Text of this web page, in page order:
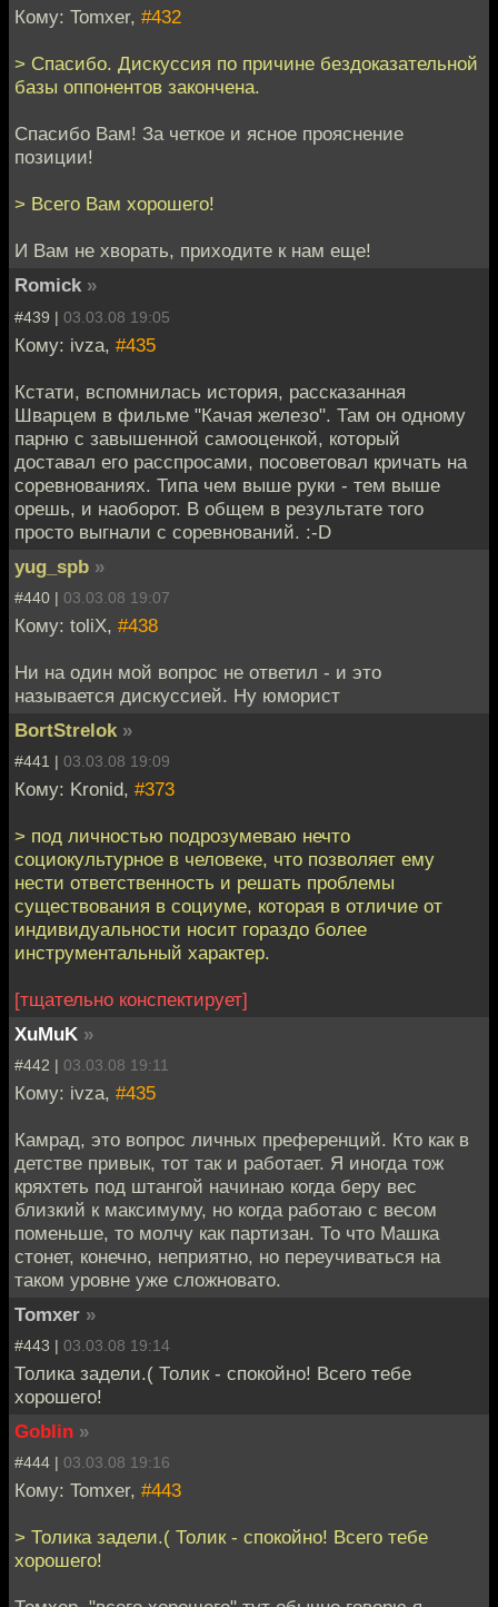
Кому: Tomxer, #432
> Спасибо. Дискуссия по причине бездоказательной
базы оппонентов закончена.
Спасибо Вам! За четкое и ясное прояснение
позиции!
> Всего Вам хорошего!
И Вам не хворать, приходите к нам еще!
Romick »
#439 | 03.03.08 19:05
Кому: ivza, #435
Кстати, вспомнилась история, рассказанная
Шварцем в фильме "Качая железо". Там он одному
парню с завышенной самооценкой, который
доставал его расспросами, посоветовал кричать на
соревнованиях. Типа чем выше руки - тем выше
орешь, и наоборот. В общем в результате того
просто выгнали с соревнований. :-D
yug_spb »
#440 | 03.03.08 19:07
Кому: toliX, #438
Ни на один мой вопрос не ответил - и это
называется дискуссией. Ну юморист
BortStrelok »
#441 | 03.03.08 19:09
Кому: Kronid, #373
> под личностью подрозумеваю нечто
социокультурное в человеке, что позволяет ему
нести ответственность и решать проблемы
существования в социуме, которая в отличие от
индивидуальности носит гораздо более
инструментальный характер.
[тщательно конспектирует]
XuMuK »
#442 | 03.03.08 19:11
Кому: ivza, #435
Камрад, это вопрос личных преференций. Кто как в
детстве привык, тот так и работает. Я иногда тож
кряхтеть под штангой начинаю когда беру вес
близкий к максимуму, но когда работаю с весом
поменьше, то молчу как партизан. То что Машка
стонет, конечно, неприятно, но переучиваться на
таком уровне уже сложновато.
Tomxer »
#443 | 03.03.08 19:14
Толика задели.( Толик - спокойно! Всего тебе
хорошего!
Goblin »
#444 | 03.03.08 19:16
Кому: Tomxer, #443
> Толика задели.( Толик - спокойно! Всего тебе
хорошего!